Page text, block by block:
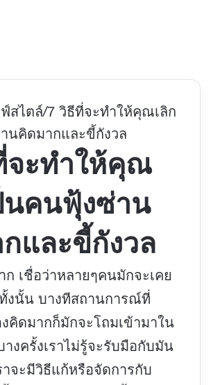
สไตล์/7 วิธีที่จะทำให้คุณเลิก
นคิดมากและขี้กังวล
จะทำให้คุณ
นคนฟุ้งซ่าน
และขี้กังวล
ก เชื่อว่าหลายๆคนมักจะเคย
งนั้น บางทีสถานการณ์ที่
งคิดมากก็มักจะโถมเข้ามาใน
างครั้งเราไม่รู้จะรับมือกับมัน
าจะมีวิธีแก้หรือจัดการกับ